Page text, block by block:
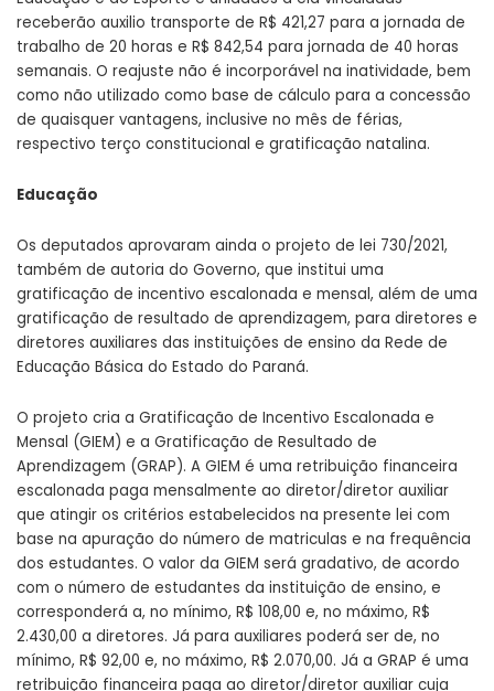
receberão auxilio transporte de R$ 421,27 para a jornada de
trabalho de 20 horas e R$ 842,54 para jornada de 40 horas
semanais. O reajuste não é incorporável na inatividade, bem
como não utilizado como base de cálculo para a concessão
de quaisquer vantagens, inclusive no mês de férias,
respectivo terço constitucional e gratificação natalina.
Educação
Os deputados aprovaram ainda o projeto de lei 730/2021,
também de autoria do Governo, que institui uma
gratificação de incentivo escalonada e mensal, além de uma
gratificação de resultado de aprendizagem, para diretores e
diretores auxiliares das instituições de ensino da Rede de
Educação Básica do Estado do Paraná.
O projeto cria a Gratificação de Incentivo Escalonada e
Mensal (GIEM) e a Gratificação de Resultado de
Aprendizagem (GRAP). A GIEM é uma retribuição financeira
escalonada paga mensalmente ao diretor/diretor auxiliar
que atingir os critérios estabelecidos na presente lei com
base na apuração do número de matriculas e na frequência
dos estudantes. O valor da GIEM será gradativo, de acordo
com o número de estudantes da instituição de ensino, e
corresponderá a, no mínimo, R$ 108,00 e, no máximo, R$
2.430,00 a diretores. Já para auxiliares poderá ser de, no
mínimo, R$ 92,00 e, no máximo, R$ 2.070,00. Já a GRAP é uma
retribuição financeira paga ao diretor/diretor auxiliar cuja